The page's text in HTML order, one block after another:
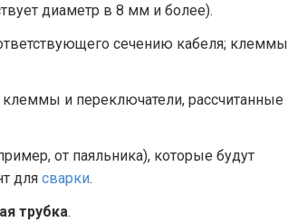
диаметр в 8 мм и более).
сечению кабеля; клеммы
и переключатели, рассчитанные
от паяльника), которые будут
для сварки.
трубка.